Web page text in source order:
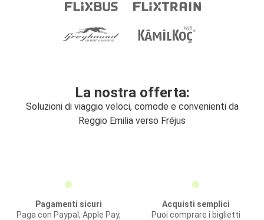
La nostra offerta:
Soluzioni di viaggio veloci, comode e convenienti da
Reggio Emilia verso Fréjus
Pagamenti sicuri
Paga con Paypal, Apple Pay,
Acquisti semplici
Puoi comprare i biglietti